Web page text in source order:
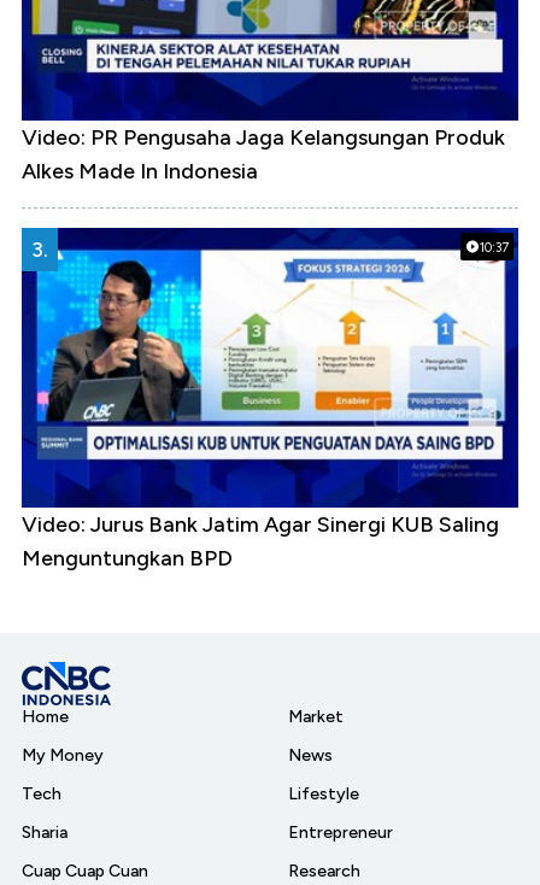
Video: PR Pengusaha Jaga Kelangsungan Produk
Alkes Made In Indonesia
10:37
3.
Video: Jurus Bank Jatim Agar Sinergi KUB Saling
Menguntungkan BPD
Home
My Money
Tech
Sharia
Cuap Cuap Cuan
Market
News
Lifestyle
Entrepreneur
Research